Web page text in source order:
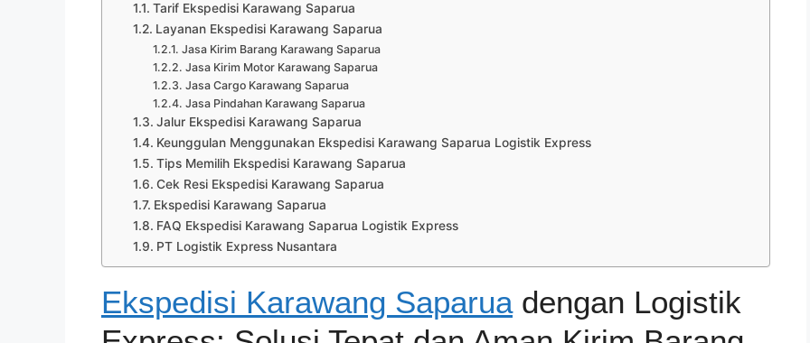
Tarif Ekspedisi Karawang Saparua
Layanan Ekspedisi Karawang Saparua
Jasa Kirim Barang Karawang Saparua
Jasa Kirim Motor Karawang Saparua
Jasa Cargo Karawang Saparua
Jasa Pindahan Karawang Saparua
Jalur Ekspedisi Karawang Saparua
Keunggulan Menggunakan Ekspedisi Karawang Saparua Logistik Express
Tips Memilih Ekspedisi Karawang Saparua
Cek Resi Ekspedisi Karawang Saparua
Ekspedisi Karawang Saparua
FAQ Ekspedisi Karawang Saparua Logistik Express
PT Logistik Express Nusantara
Ekspedisi Karawang Saparuadengan Logistik